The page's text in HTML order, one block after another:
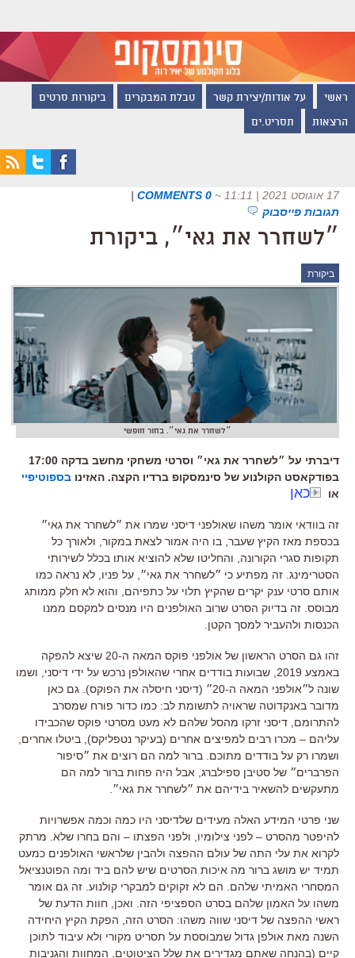
ראשי על אודות/יצירת קשר טבלת המבקרים ביקורות סרטים
הרצאות תסריט.ים
17 אוגוסט 2021 | 11:11 ~
0 COMMENTS
|
תגובות פייסבוק
״לשחרר את גאי״, ביקורת
ביקורת
״לשחרר את גאי״. בחור חופשי
דיברתי על ״לשחרר את גאי״ וסרטי משחקי מחשב בדקה 17:00
בפודקאסט הקולנוע של סינמסקופ ברדיו הקצה. האזינו בספוטיפיי
או
כאן
זה בוודאי אומר משהו שאולפני דיסני שמרו את ״לשחרר את גאי״
בכספת מאז הקיץ שעבר בו היה אמור לצאת במקור ולאורך כל
תקופות סגרי הקורונה
והחליטו שלא להוציא אותו בכלל לשירותי
הסטרימינג זה מפתיע כי ״לשחרר את גאי״, על פניו, לא נראה כמו
אותם סרטי ענק יקרים שהקיץ תלוי על כתפיהם
והוא לא חלק ממותג
מבוסס זה בדיוק הסרט שרוב האולפנים היו מנסים למקסם ממנו
הכנסות ולהעביר למסך הקטן
זהו גם הסרט הראשון של אולפני פוקס המאה ה-20
שיצא להפקה
באמצע 2019, שבועות בודדים אחרי שהאולפן נרכש על ידי דיסני
ושמו
שונה ל״אולפני המאה ה-20 ״ (דיסני חיסלה את הפוקס). גם כאן
מדובר באנקדוטה שראויה לתשומת לב: כמו כדור פורח שמסרב
להתרומם דיסני זרקו מהסל שלהם לא מעט מסרטי פוקס שהכבידו
עליהם – מכרו רבים למפיצים אחרים (בעיקר נטפליקס), ביטלו אחרים
ושמרו רק על בודדים מתוכם ברור למה הם רוצים את ״סיפור
הפרברים״ של סטיבן ספילברג אבל היה פחות ברור למה הם
מתעקשים להשאיר בידיהם את ״לשחרר את גאי״
שני פרטי המידע האלה מעידים שלדיסני היו כמה וכמה אפשרויות
להיפטר מהסרט – לפני צילומיו ולפני הפצתו – והם בחרו שלא מרתק
לקרוא את עלי התה של עולם ההפצה ולהבין שלראשי האולפנים כמעט
תמיד יש מושג ברור מה איכות הסרטים שיש להם ביד ומה הפוטנציאל
המסחרי האמיתי שלהם
הם לא זקוקים למבקרי קולנוע זה גם אומר
משהו על האמון שלהם בסרט הספציפי הזה
ואכן
חוות הדעת של
ראשי ההפצה של דיסני שווה משהו: הסרט הזה
הפקת הקיץ היחידה
השנה מאת אולפן גדול שמבוססת על תסריט מקורי ולא עיבוד לתוכן
קיים (בהנחה שאתם מגדירים את שלל הציטוטים, המחוות והגניבות